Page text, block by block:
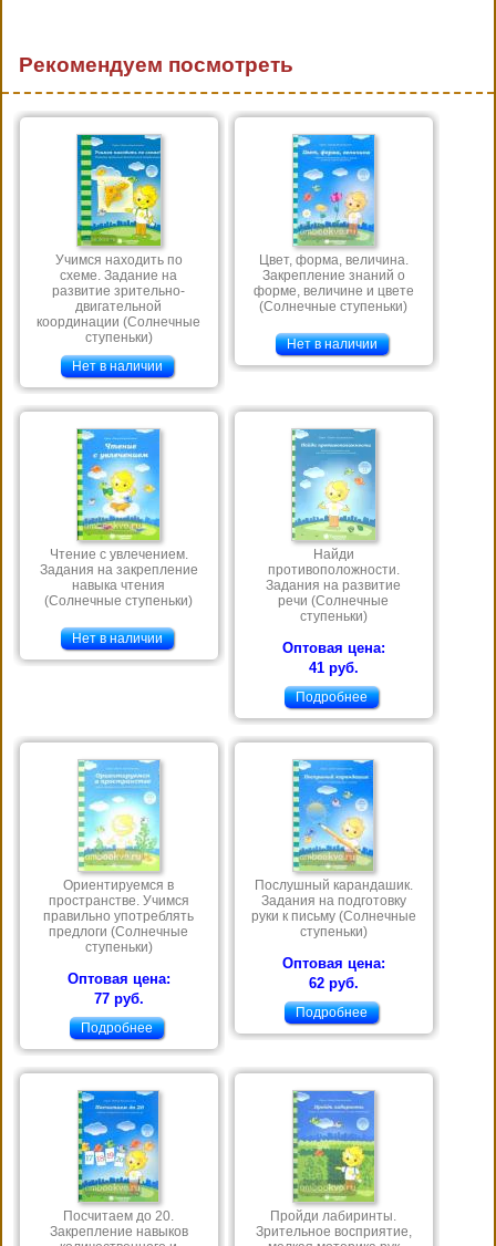
Рекомендуем посмотреть
Учимся находить по
схеме. Задание на
развитие зрительно-
двигательной
координации (Солнечные
ступеньки)
Нет в наличии
Цвет, форма, величина.
Закрепление знаний о
форме, величине и цвете
(Солнечные ступеньки)
Нет в наличии
Чтение с увлечением.
Задания на закрепление
навыка чтения
(Солнечные ступеньки)
Нет в наличии
Найди
противоположности.
Задания на развитие
речи (Солнечные
ступеньки)
Оптовая цена:
41 руб.
Подробнее
Ориентируемся в
пространстве. Учимся
правильно употреблять
предлоги (Солнечные
ступеньки)
Оптовая цена:
77 руб.
Подробнее
Послушный карандашик.
Задания на подготовку
руки к письму (Солнечные
ступеньки)
Оптовая цена:
62 руб.
Подробнее
Посчитаем до 20.
Закрепление навыков
Пройди лабиринты.
Зрительное восприятие,